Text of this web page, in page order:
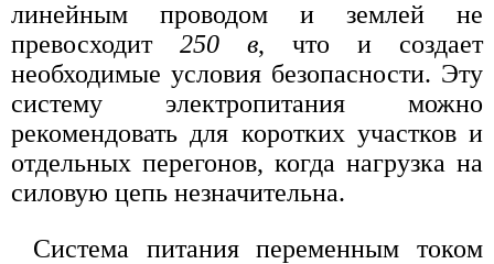
линейным проводом и землей не
превосходит 250 в, что и создает
необходимые условия безопасности. Эту
систему электропитания можно
рекомендовать для коротких участков и
отдельных перегонов, когда нагрузка на
силовую цепь незначительна.
Система питания переменным током